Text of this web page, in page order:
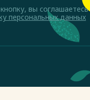
вы соглашаетесь
персональных данных